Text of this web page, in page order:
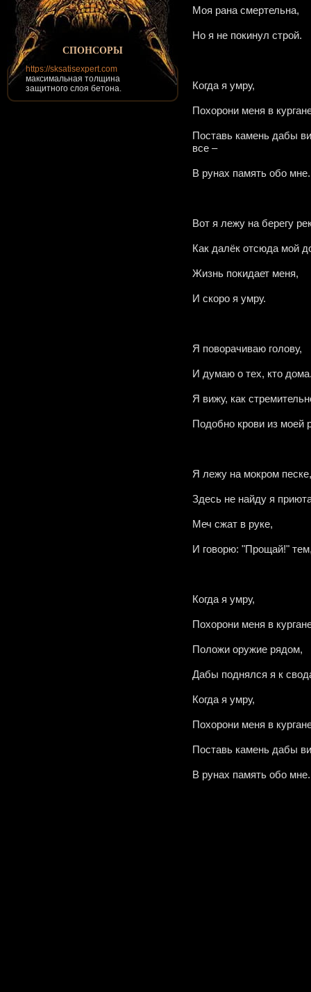
СПОНСОРЫ
https://sksatisexpert.com
максимальная толщина
защитного слоя бетона.
Моя рана смертельна,
Но я не покинул строй.
Когда я умру,
Похорони меня в
Поставь камень дабы
все –
В рунах память обо мне.
Вот я лежу на берегу
Как далёк отсюда мой
Жизнь покидает меня,
И скоро я умру.
Я поворачиваю голову,
И думаю о тех, кто
Я вижу, как
Подобно крови из моей
Я лежу на мокром песке,
Здесь не найду я
Меч сжат в руке,
И говорю: "Прощай!"
Когда я умру,
Похорони меня в
Положи оружие рядом,
Дабы поднялся я к
Когда я умру,
Похорони меня в
Поставь камень дабы
В рунах память обо мне.